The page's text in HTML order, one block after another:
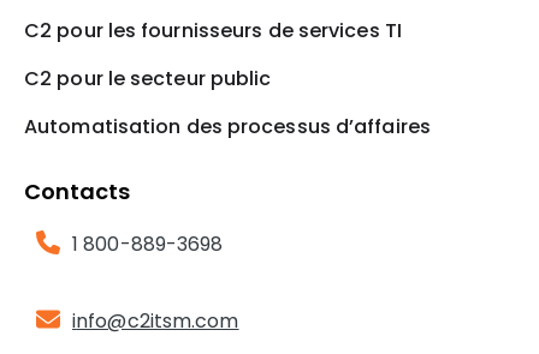
C2 pour les fournisseurs de services TI
C2 pour le secteur public
Automatisation des processus d’affaires
Contacts
1 800-889-3698
info@c2itsm.com